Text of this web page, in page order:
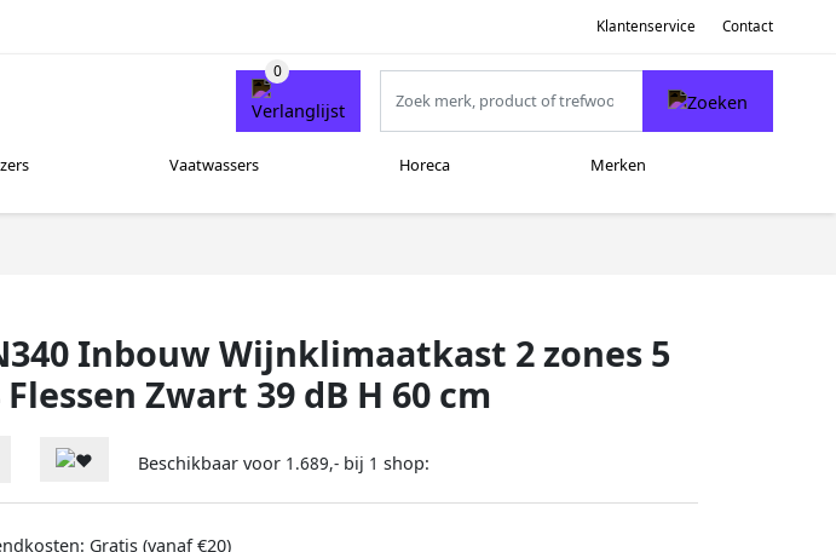
Klantenservice Contact
Vaatwassers Horeca Merken
Inbouw Wijnklimaatkast 2 zones 5
Flessen Zwart 39 dB H 60 cm
Beschikbaar voor 1.689,- bij 1 shop:
Gratis (vanaf €20)